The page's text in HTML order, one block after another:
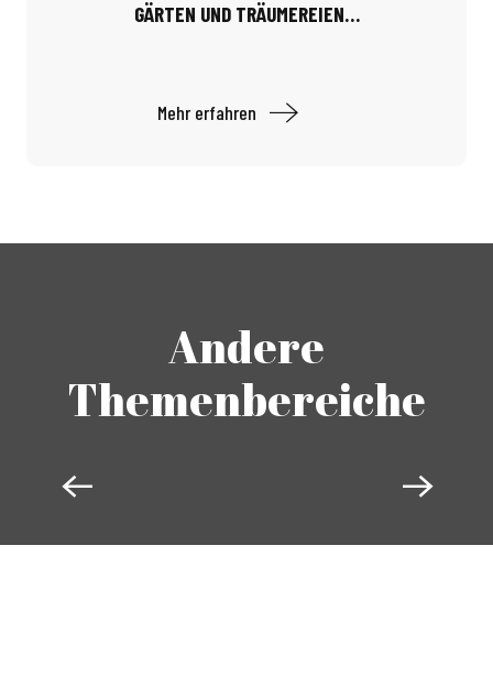
GÄRTEN UND TRÄUMEREIEN…
Mehr erfahren
Andere
Themenbereiche